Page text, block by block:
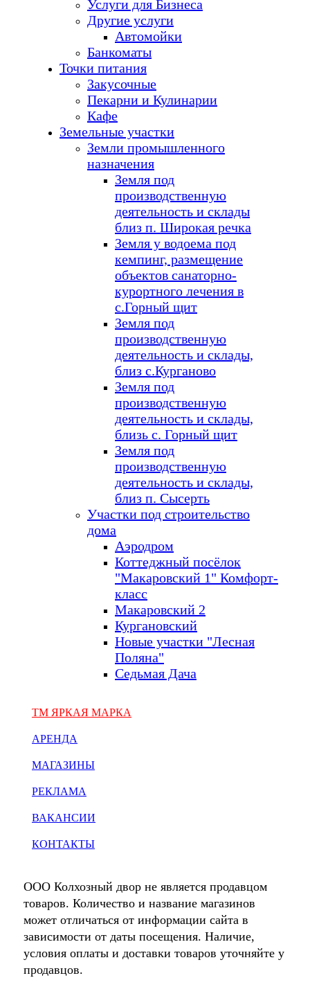
Услуги для Бизнеса
Другие услуги
Автомойки
Банкоматы
Точки питания
Закусочные
Пекарни и Кулинарии
Кафе
Земельные участки
Земли промышленного
назначения
Земля под
производственную
деятельность и склады
близ п. Широкая речка
Земля у водоема под
кемпинг, размещение
объектов санаторно-
курортного лечения в
с.Горный щит
Земля под
производственную
деятельность и склады,
близ с.Курганово
Земля под
производственную
деятельность и склады,
близь с. Горный щит
Земля под
производственную
деятельность и склады,
близ п. Сысерть
Участки под строительство
дома
Аэродром
Коттеджный посёлок
"Макаровский 1" Комфорт-
класс
Макаровский 2
Кургановский
Новые участки "Лесная
Поляна"
Седьмая Дача
ТМ ЯРКАЯ МАРКА
АРЕНДА
МАГАЗИНЫ
РЕКЛАМА
ВАКАНСИИ
КОНТАКТЫ
ООО Колхозный двор не является продавцом
товаров. Количество и название магазинов
может отличаться от информации сайта в
зависимости от даты посещения. Наличие,
условия оплаты и доставки товаров уточняйте у
продавцов.